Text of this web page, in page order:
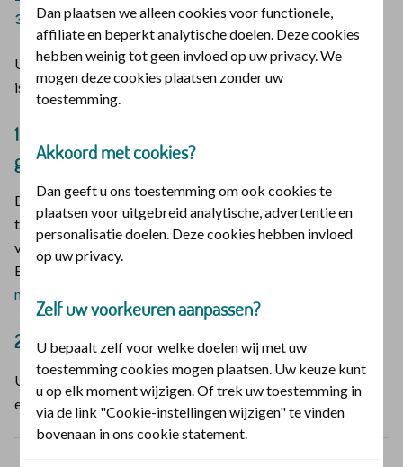
€ 20
Uw eigen kosten zijn de 3 bedragen bij elkaar opgeteld. Dat
is € 630,69.
1. € 171,98 is het verschil tussen aangevraagd en
goedgekeurd bedrag
De zorgverlener vraagt bijvoorbeeld € 323 aan materiaal en
techniekkosten. Wij vergoeden maximaal € 151,02. Het
verschil tussen deze 2 bedragen betaalt u zelf (€ 171,98).
Bekijk de maximale bedragen van
materiaalkosten 2026 (pdf)
2. € 429,96 is de wettelijke eigen bijdrage
U betaalt een wettelijke eigen bijdrage. De hoogte van deze
eigen bijdrage hangt af van uw behandeling:
Dan plaatsen we alleen cookies voor functionele,
affiliate en beperkt analytische doelen. Deze cookies
hebben weinig tot geen invloed op uw privacy. We
mogen deze cookies plaatsen zonder uw
toestemming.
Akkoord met cookies?
Dan geeft u ons toestemming om ook cookies te
plaatsen voor uitgebreid analytische, advertentie en
personalisatie doelen. Deze cookies hebben invloed
op uw privacy.
Zelf uw voorkeuren aanpassen?
U bepaalt zelf voor welke doelen wij met uw
toestemming cookies mogen plaatsen. Uw keuze kunt
u op elk moment wijzigen. Of trek uw toestemming in
via de link "Cookie-instellingen wijzigen" te vinden
bovenaan in ons cookie statement.